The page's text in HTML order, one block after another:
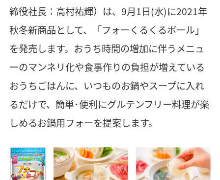
締役社長：高村祐輝）は、9月1日(水)に2021年
秋冬新商品として、「フォーくるくるボール」
を発売します。おうち時間の増加に伴うメニュ
ーのマンネリ化や食事作りの負担が増えている
おうちごはんに、いつものお鍋やスープに入れ
るだけで、簡単･便利にグルテンフリー料理が楽
しめるお鍋用フォーを提案します。